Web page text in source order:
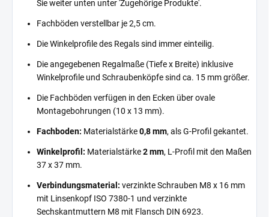
Sie weiter unten unter 'Zugehörige Produkte'.
Fachböden verstellbar je 2,5 cm.
Die Winkelprofile des Regals sind immer einteilig.
Die angegebenen Regalmaße (Tiefe x Breite) inklusive
Winkelprofile und Schraubenköpfe sind ca. 15 mm größer.
Die Fachböden verfügen in den Ecken über ovale
Montagebohrungen (10 x 13 mm).
Fachboden: Materialstärke0,8 mm, als G-Profil gekantet.
Winkelprofil: Materialstärke2 mm, L-Profil mit den Maßen
37 x 37 mm.
Verbindungsmaterial: verzinkte Schrauben M8 x 16 mm
mit Linsenkopf ISO 7380-1 und verzinkte
Sechskantmuttern M8 mit Flansch DIN 6923.